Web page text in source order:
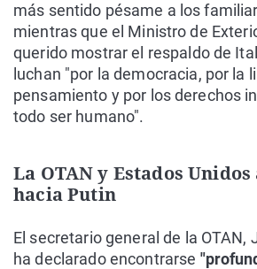
más sentido pésame a los
mientras que el Ministro de
querido mostrar el respaldo de
luchan "por la democracia, por la
pensamiento y por los derechos
todo ser humano".
La OTAN y Estados
hacia Putin
El secretario general de la OTAN,
ha declarado encontrarse